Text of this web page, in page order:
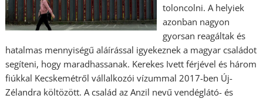
toloncolni. A helyiek
azonban nagyon
gyorsan reagáltak és
hatalmas mennyiségű aláírással igyekeznek a magyar családot
segíteni, hogy maradhassanak. Kerekes Ivett férjével és három
fiúkkal Kecskemétről vállalkozói vízummal 2017-ben Új-
Zélandra költözött. A család az Anzil nevű vendéglátó- és